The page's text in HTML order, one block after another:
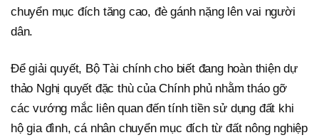
chuyển mục đích tăng cao, đè gánh nặng lên vai người
dân.
Để giải quyết, Bộ Tài chính cho biết đang hoàn thiện dự
thảo Nghị quyết đặc thù của Chính phủ nhằm tháo gỡ
các vướng mắc liên quan đến tính tiền sử dụng đất khi
hộ gia đình, cá nhân chuyển mục đích từ đất nông nghiệp